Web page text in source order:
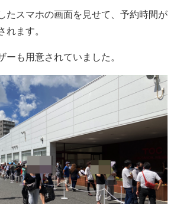
たスマホの画面を見せて、予約時間が
れます。
ーも用意されていました。